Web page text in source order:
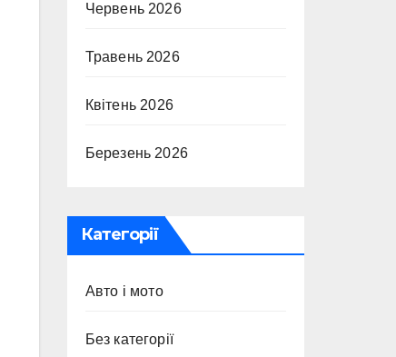
Червень 2026
Травень 2026
Квітень 2026
Березень 2026
Категорії
Авто і мото
Без категорії